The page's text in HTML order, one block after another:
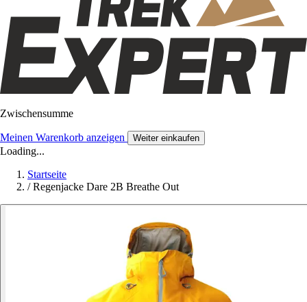
Zwischensumme
Meinen Warenkorb anzeigen Weiter einkaufen
Loading...
Startseite
/ Regenjacke Dare 2B Breathe Out